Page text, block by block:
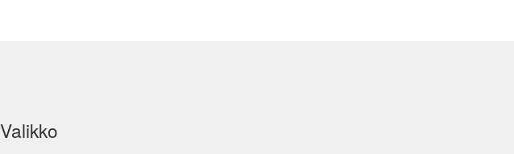
Valikko